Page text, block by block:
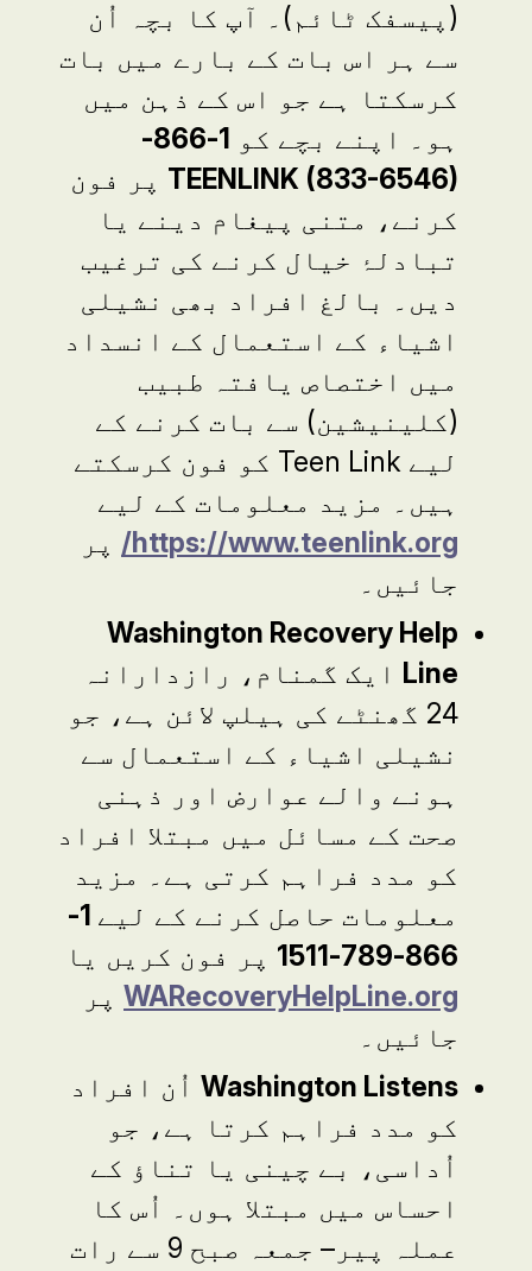
(پیسفک ٹائم)۔ آپ کا بچہ اُن
سے ہر اس بات کے بارے میں بات
کرسکتا ہے جو اس کے ذہن میں
ہو۔ اپنے بچے کو
1-866-
TEENLINK (833-6546)پر فون
کرنے، متنی پیغام دینے یا
تبادلۂ خیال کرنے کی ترغیب
دیں۔ بالغ افراد بھی نشیلی
اشیاء کے استعمال کے انسداد
میں اختصاص یافتہ طبیب
(کلینیشین) سے بات کرنے کے
لیے Teen Linkکو فون کرسکتے
ہیں۔ مزید معلومات کے لیے
https://www.teenlink.org
/پر
جائیں۔
Washington Recovery Help
Lineایک گمنام، رازدارانہ
24 گھنٹے کی ہیلپ لائن ہے، جو
نشیلی اشیاء کے استعمال سے
ہونے والے عوارض اور ذہنی
صحت کے مسائل میں مبتلا افراد
کو مدد فراہم کرتی ہے۔ مزید
معلومات حاصل کرنے کے لیے 1-
866-789-1511
پر فون کریں یا
WARecoveryHelpLine.orgپر
جائیں۔
Washington Listensاُن افراد
کو مدد فراہم کرتا ہے، جو
اُداسی، بے چینی یا تناؤ کے
احساس میں مبتلا ہوں۔ اُس کا
عملہ پیر– جمعہ صبح 9 سے رات